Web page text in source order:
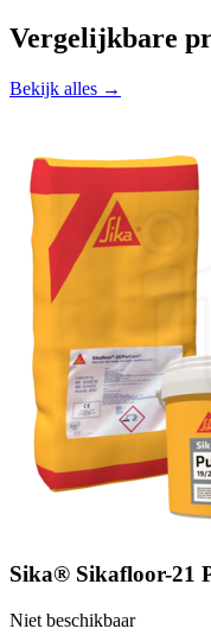
Vergelijkbare
Bekijk alles →
Sika® Sikafloor-21
Niet beschikbaar